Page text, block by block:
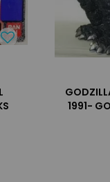
1991-